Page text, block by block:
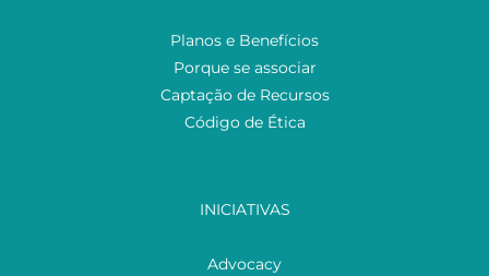
Planos e Benefícios
Porque se associar
Captação de Recursos
Código de Ética
INICIATIVAS
Advocacy